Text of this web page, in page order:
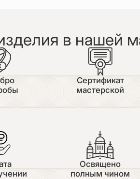
в нашей
Сертификат
мастерской
Освящено
полным чином